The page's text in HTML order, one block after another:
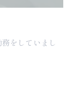
をしていまし